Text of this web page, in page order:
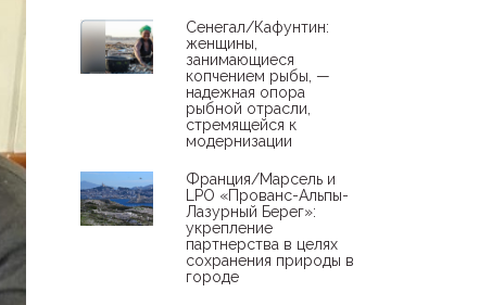
Сенегал/Кафунтин:
женщины,
занимающиеся
копчением рыбы, —
надежная опора
рыбной отрасли,
стремящейся к
модернизации
Франция/Марсель и
LPO «Прованс-Альпы-
Лазурный Берег»:
укрепление
партнерства в целях
сохранения природы в
городе